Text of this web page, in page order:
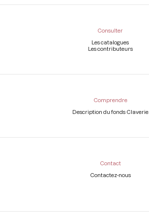
Consulter
Les catalogues
Les contributeurs
Comprendre
Description du fonds Claverie
Contact
Contactez-nous
Légal